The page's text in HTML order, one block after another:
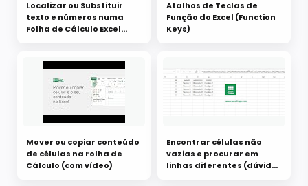
Localizar ou Substituir
texto e números numa
Folha de Cálculo Excel
Atalhos de Teclas de
Função do Excel (Function
Keys)
Mover ou copiar conteúdo
de células na Folha de
Cálculo (com vídeo)
Encontrar células não
vazias e procurar em
linhas diferentes (dúvida